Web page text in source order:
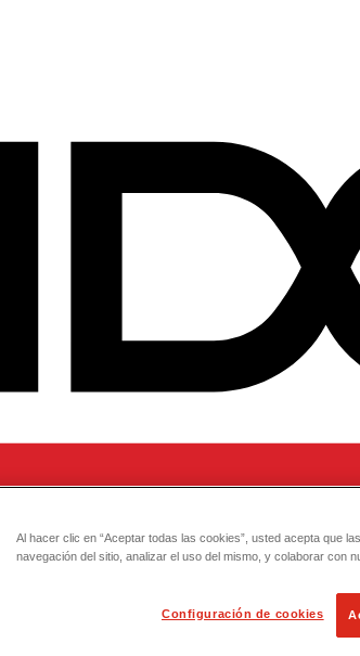
y localización
Al hacer clic en “Aceptar todas las cookies”, usted acepta que
navegación del sitio, analizar el uso del mismo, y colaborar con
Configuración de cookies